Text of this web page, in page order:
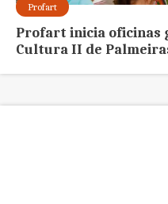
Profart
Profart inicia oficinas
Cultura II de